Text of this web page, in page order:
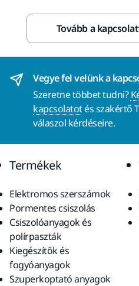
Tovább a
Vegye fel velünk a
Szeretne többet tudni?
kapcsolatotés szakértő
válaszol kérdéseire.
Termékek
Elektromos szerszámok
Pormentes csiszolás
Csiszolóanyagok és
polírpaszták
Kiegészítők és
fogyóanyagok
Szuperkoptató anyagok